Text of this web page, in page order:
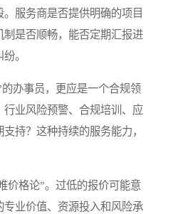
服务商是否提供明确的项目
是否顺畅，能否定期汇报进
。
办事员，更应是一个合规领
业风险预警、合规培训、应
持？这种持续的服务能力，
格论”。过低的报价可能意
业价值、资源投入和风险承